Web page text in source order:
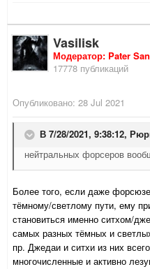
Vasilisk
Модератор: Pater
17778 публикаций
Опубликовано: 28 Jul 2021
В 7/28/2021, 9:38:12,
нейтральных форсеров
Более того, если даже
тёмному/светлому пути, ему
становиться именно ситхом/
самых разных тёмных и
пр. Джедаи и ситхи из них
многочисленные и активно